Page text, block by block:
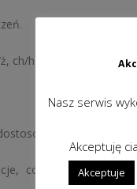
ch/h.
do
co gwarantuje
Nasz serwis
Akceptuję
Akceptuje